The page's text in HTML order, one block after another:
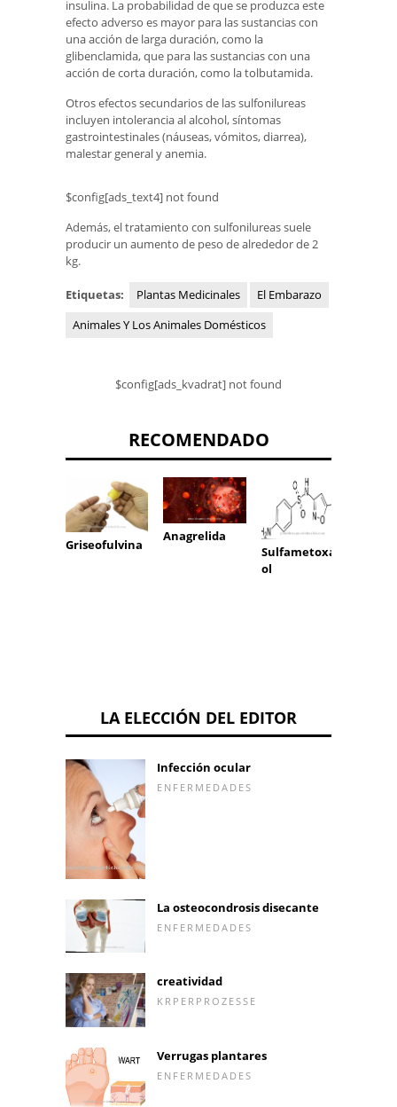
insulina. La probabilidad de que se produzca este
efecto adverso es mayor para las sustancias con
una acción de larga duración, como la
glibenclamida, que para las sustancias con una
acción de corta duración, como la tolbutamida.
Otros efectos secundarios de las sulfonilureas
incluyen intolerancia al alcohol, síntomas
gastrointestinales (náuseas, vómitos, diarrea),
malestar general y anemia.
$config[ads_text4] not found
Además, el tratamiento con sulfonilureas suele
producir un aumento de peso de alrededor de 2
kg.
Etiquetas: Plantas Medicinales
El Embarazo
Animales Y Los Animales Domésticos
$config[ads_kvadrat] not found
RECOMENDADO
Griseofulvina
Anagrelida
Sulfametoxaz
ol
LA ELECCIÓN DEL EDITOR
Infección ocular
ENFERMEDADES
La osteocondrosis disecante
ENFERMEDADES
creatividad
KRPERPROZESSE
Verrugas plantares
ENFERMEDADES